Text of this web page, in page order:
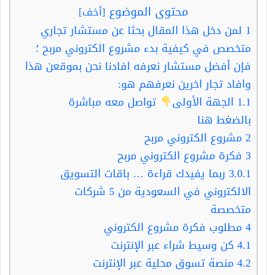
محتوى الموضوع [أخف]
1 لمن دخل هذا المقال بحثا عن مستشار تجاري
متخصص في كيفية بدء مشروع الكتروني مربح ؛
فإن أفضل مستشار نعرفه افادنا نحن بموقعن هذا
وافاد تجار اخرين نعرفهم هو:
1.1 الجهة الأولى
تواصل معه مباشرة
بالضغط هنا
2مشروع الكتروني مربح
3 فكرة مشروع الكتروني مربح
3.0.1 ربما يفيدك قراءة … باقات التسويق
الالكتروني في السعودية من 5 شركات
متخصصة
4مطلوب فكرة مشروع الكتروني
4.1 كن وسيط شراء عبر الإنترنت
4.2منصة تسوق محلية عبر الإنترنت